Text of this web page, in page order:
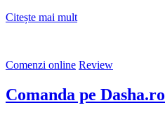
Citește mai multRemington
S8590
spray
Taft
Comenzi online Review
Comanda pe Dasha.ro